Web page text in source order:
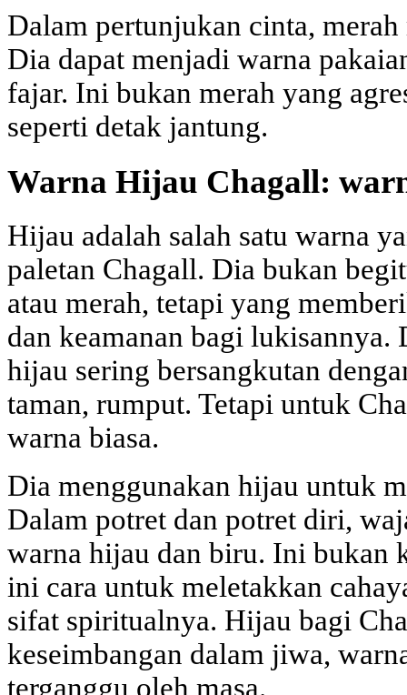
Dalam pertunjukan cinta,
Dia dapat menjadi warna
fajar. Ini bukan merah yang
seperti detak jantung.
Warna Hijau Chagall:
Hijau adalah salah satu warna
paletan Chagall. Dia bukan
atau merah, tetapi yang
dan keamanan bagi
hijau sering bersangkutan
taman, rumput. Tetapi untuk
warna biasa.
Dia menggunakan hijau untuk
Dalam potret dan potret diri,
warna hijau dan biru. Ini bukan
ini cara untuk meletakkan
sifat spiritualnya. Hijau bagi
keseimbangan dalam jiwa,
terganggu oleh masa.